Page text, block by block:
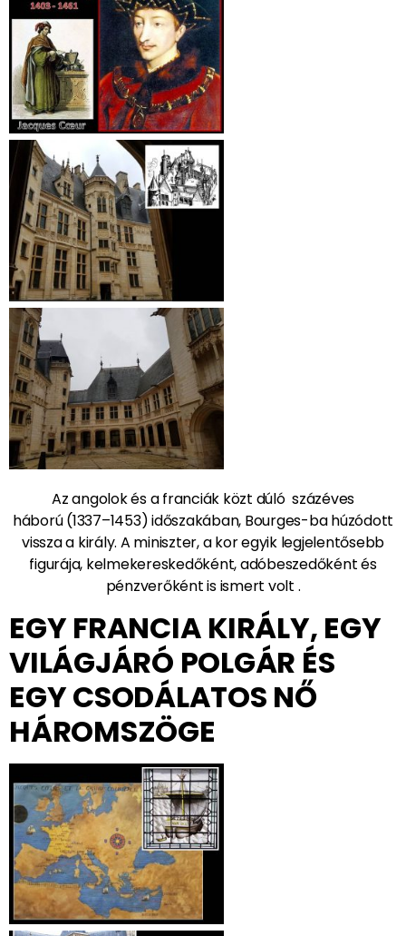
Az angolok és a franciák közt dúló százéves
háború (1337–1453) időszakában, Bourges-ba húzódott
vissza a király. A miniszter, a kor egyik legjelentősebb
figurája, kelmekereskedőként, adóbeszedőként és
pénzverőként is ismert volt .
EGY FRANCIA KIRÁLY, EGY
VILÁGJÁRÓ POLGÁR ÉS
EGY CSODÁLATOS NŐ
HÁROMSZÖGE